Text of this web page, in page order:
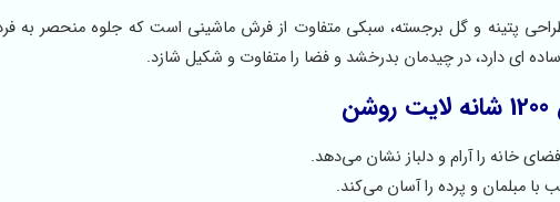
با طراحی پتینه و گل برجسته، سبکی متفاوت از فرش ماشینی است که جلوه منحصر
ای دارد، در چیدمان بدرخشد و فضا را متفاوت و شکیل شازد.
خانه را آرام و دلباز نشان می‌دهد.
مبلمان و پرده را آسان می‌کند.